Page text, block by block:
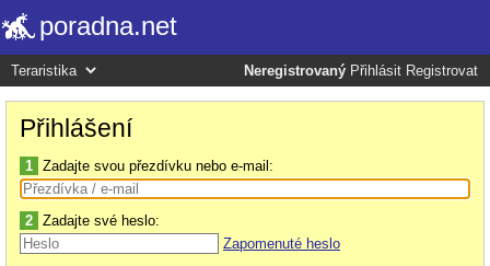
poradna.net
Neregistrovaný Přihlásit Registrovat
Přihlášení
1 Zadajte svou přezdívku nebo e-mail:
2 Zadajte své heslo:
Zapomenuté heslo